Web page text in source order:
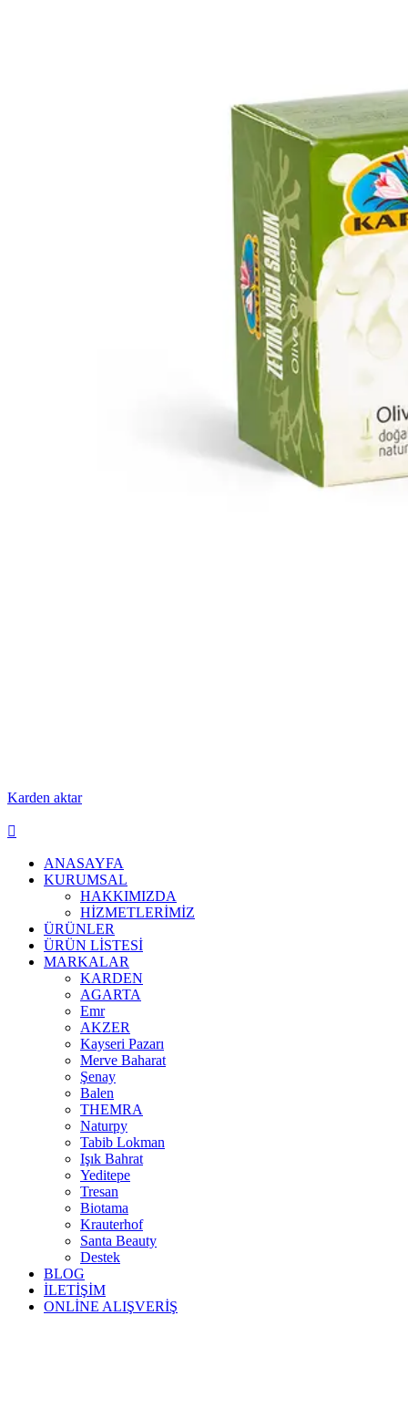
Karden aktar
ANASAYFA
KURUMSAL
HAKKIMIZDA
HİZMETLERİMİZ
ÜRÜNLER
ÜRÜN LİSTESİ
MARKALAR
KARDEN
AGARTA
Emr
AKZER
Kayseri Pazarı
Merve Baharat
Şenay
Balen
THEMRA
Naturpy
Tabib Lokman
Işık Bahrat
Yeditepe
Tresan
Biotama
Krauterhof
Santa Beauty
Destek
BLOG
İLETİŞİM
ONLİNE ALIŞVERİŞ